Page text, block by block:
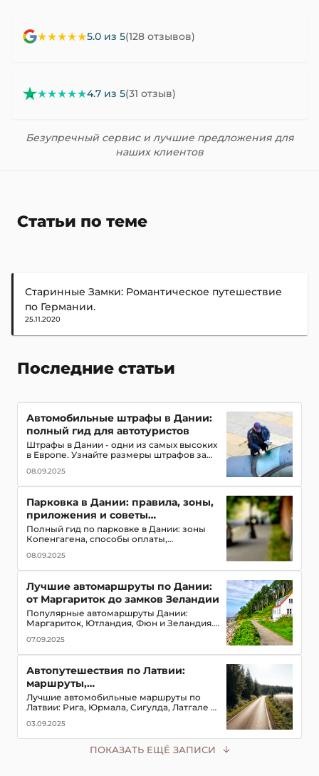
★★★★★5.0 из 5(128 отзывов)
★★★★★4.7 из 5(31 отзыв)
Безупречный сервис и лучшие предложения для
наших клиентов
Статьи по теме
Старинные Замки: Романтическое путешествие
по Германии.
25.11.2020
Последние статьи
Автомобильные штрафы в Дании:
полный гид для автотуристов
Штрафы в Дании - одни из самых высоких
в Европе. Узнайте размеры штрафов за
нарушения. Гид для туристов.
08.09.2025
Парковка в Дании: правила, зоны,
приложения и советы
автотуристам
Полный гид по парковке в Дании: зоны
Копенгагена, способы оплаты,
диски и советы для избежания штрафов
08.09.2025
Лучшие автомаршруты по Дании:
от Маргариток до замков Зеландии
Популярные автомаршруты Дании:
Маргариток, Ютландия, Фюн и Зеландия.
достопримечательностям и практические
советы для поездки.
07.09.2025
Автопутешествия по Латвии:
маршруты,
достопримечательности и советы
Лучшие автомобильные маршруты по
Латвии: Рига, Юрмала, Сигулда, Латгале и
навигации для путешественников.
03.09.2025
ПОКАЗАТЬ ЕЩЁ ЗАПИСИ